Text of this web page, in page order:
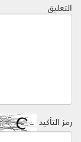
التعليق
رمز التأكيد